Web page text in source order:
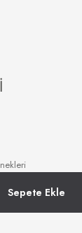
Sepete Ekle